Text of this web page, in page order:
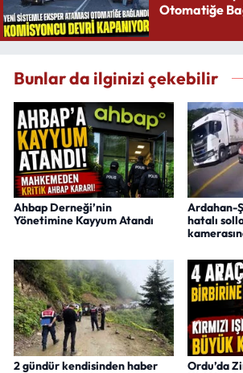
Otomatiğe
Bunlar da ilginizi çekebilir
Ahbap Derneği’nin
Yönetimine Kayyum Atandı
Ardahan-
hatalı
2 gündür kendisinden haber
Ordu’da